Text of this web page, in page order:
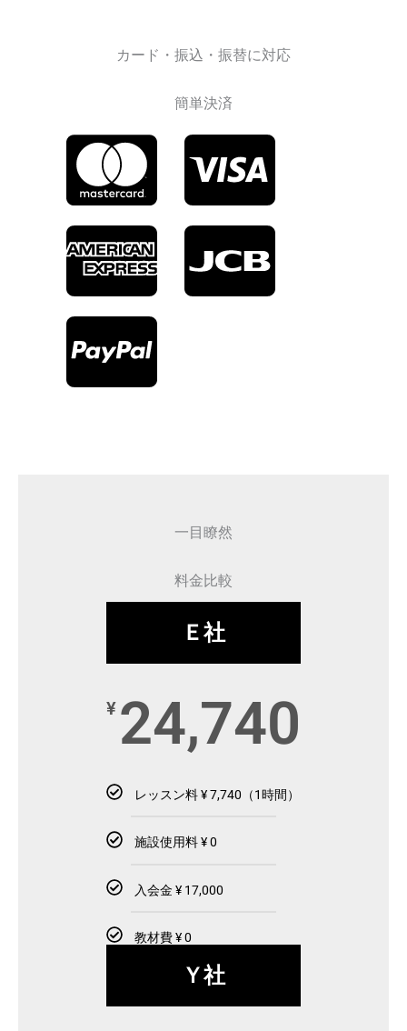
カード・振込・振替に対応
簡単決済
一目瞭然
料金比較
Ｅ社
¥ 24,740
レッスン料 ¥ 7,740（1時間）
施設使用料 ¥ 0
入会金 ¥ 17,000
教材費 ¥ 0
Ｙ社